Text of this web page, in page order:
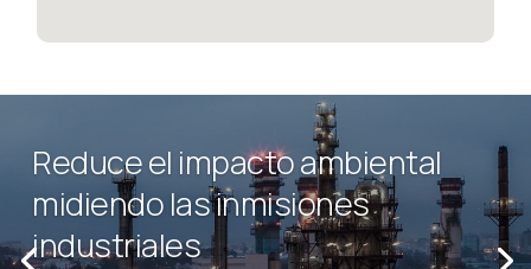
Reduce el impacto ambiental
midiendo las inmisiones
industriales